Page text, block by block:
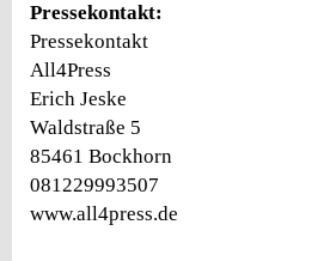
Pressekontakt:
Pressekontakt
All4Press
Erich Jeske
Waldstraße 5
85461 Bockhorn
081229993507
www.all4press.de